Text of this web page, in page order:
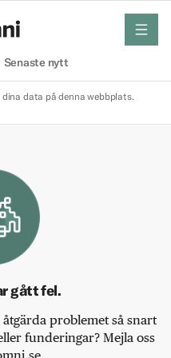
Senaste nytt
meny
data på denna webbplats.
gått fel.
problemet så snart
funderingar? Mejla oss